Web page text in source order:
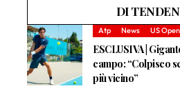
DI
Atp News US Open
ESCLUSIVA |
campo: “Colpisco
più vicino”